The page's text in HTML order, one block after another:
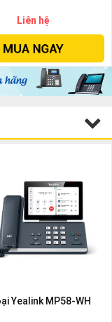
Liên hệ
Yealink MP58-WH